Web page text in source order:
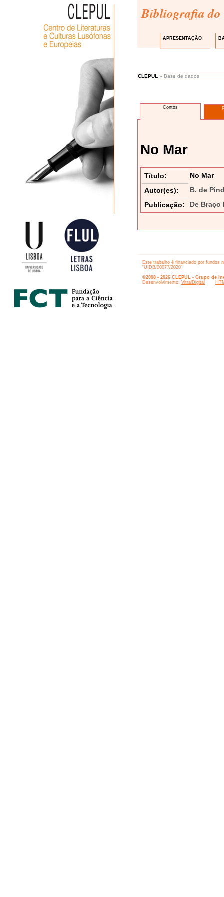
Bibliografia do
APRESENTAÇÃO
CLEPUL » Base de dados
Contos
No Mar
Título:
No Mar
Autor(es):
B. de
Publicação:
De
Este trabalho é financiado por fundos
“UIDB/00077/2020”
©2008 - 2026 CLEPUL - Grupo de
Desenvolvimento: VitralDigital